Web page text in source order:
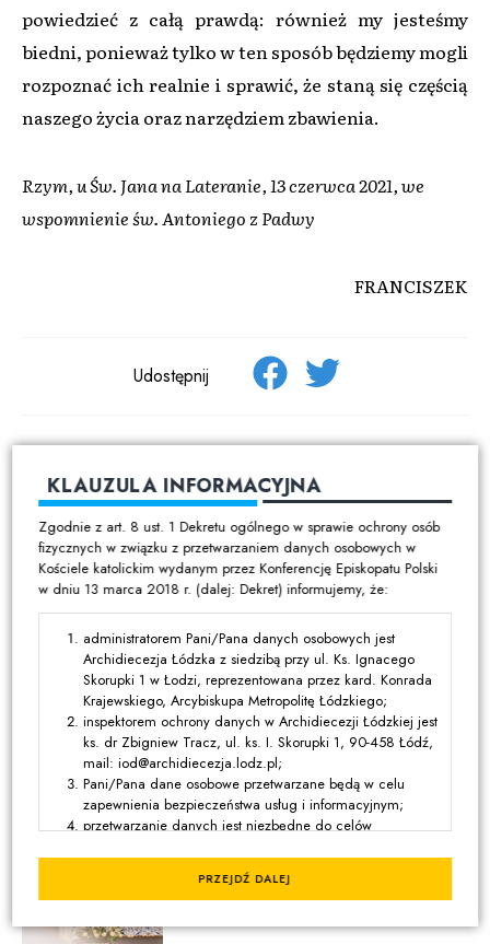
powiedzieć z całą prawdą: również my jesteśmy
biedni, ponieważ tylko w ten sposób będziemy mogli
rozpoznać ich realnie i sprawić, że staną się częścią
naszego życia oraz narzędziem zbawienia.
Rzym, u Św. Jana na Lateranie, 13 czerwca 2021, we
wspomnienie św. Antoniego z Padwy
FRANCISZEK
Udostępnij
ZOBACZ RÓWNIEŻ
04:03 | 5 SIERPNIA 2026
XIX Niedziela Zwykła - 9 VIII
2026
12:03 | 5 SIERPNIA 2026
Odpust Wniebowzięcia
Najświętszej Maryi Panny w
Starych Skoszewach
Bp Wołkowicz: „Potrzebna jest
postawa Maryjna” | odpust w
parafii MB Anielskiej
KLAUZULA INFORMACYJNA
Zgodnie z art. 8 ust. 1 Dekretu ogólnego w sprawie ochrony osób
fizycznych w związku z przetwarzaniem danych osobowych w
Kościele katolickim wydanym przez Konferencję Episkopatu Polski
w dniu 13 marca 2018 r. (dalej: Dekret) informujemy, że:
administratorem Pani/Pana danych osobowych jest
Archidiecezja Łódzka z siedzibą przy ul. Ks. Ignacego
Skorupki 1 w Łodzi, reprezentowana przez kard. Konrada
Krajewskiego, Arcybiskupa Metropolitę Łódzkiego;
inspektorem ochrony danych w Archidiecezji Łódzkiej jest
ks. dr Zbigniew Tracz, ul. ks. I. Skorupki 1, 90-458 Łódź,
mail: iod@archidiecezja.lodz.pl;
Pani/Pana dane osobowe przetwarzane będą w celu
zapewnienia bezpieczeństwa usług i informacyjnym;
przetwarzanie danych jest niezbędne do celów
z wyjątkiem sytuacji, w których nadrzędny charakter wobec
wolności osoby, której dane dotyczą, wymagające ochrony
PRZEJDŹ DALEJ